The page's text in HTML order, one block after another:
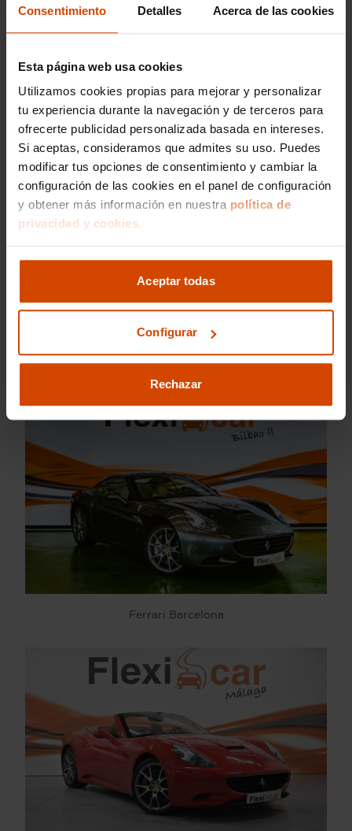
Consentimiento Detalles Acerca de las cookies
Esta página web usa cookies
Utilizamos cookies propias para mejorar y personalizar
tu experiencia durante la navegación y de terceros para
ofrecerte publicidad personalizada basada en intereses.
Si aceptas, consideramos que admites su uso. Puedes
modificar tus opciones de consentimiento y cambiar la
configuración de las cookies en el panel de configuración
y obtener más información en nuestra política de
privacidad y cookies.
Aceptar todas
Configurar
Rechazar
ofrecemos la oportunidad de hacerlo realidad.
cualquier otro de la provincia y descubre nuestra
exclusiva selección de
segunda mano en Barcelonay déjate asesorar
por nuestro equipo de expertos.
Comprar un Ferrari de segunda mano en
Barcelona
nunca ha sido tan emocionante y
accesible como con Flexicar.
Vive la pasión de la conducciónitaliana con un
Ferrari en Barcelona y disfruta de todas las
concesionario especializado en la compra y
venta de coches de ocasión.
No lo pienses más y ven a descubrir nuestro
que tenemos actualmente disponible
en nuestro stock.
Ferrari Barcelona